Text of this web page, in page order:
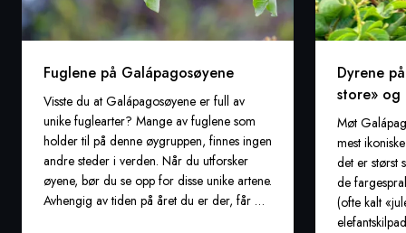
Fuglene på Galápagosøyene
Visste du at Galápagosøyene er full av
unike fuglearter? Mange av fuglene som
holder til på denne øygruppen, finnes ingen
andre steder i verden. Når du utforsker
øyene, bør du se opp for disse unike artene.
Avhengig av tiden på året du er der, får du
Dyrene
store» og
Møt
mest
det er størst
de
(ofte kalt